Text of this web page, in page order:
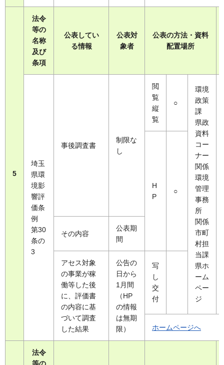
5
法令
等の
名称
及び
条項
公表してい
る情報
公表対
象者
公表の方法・資料
配置場所
埼玉
県環
境影
響評
価条
例
第30
条の
3
事後調査書
制限な
し
閲
覧
縦
覧
○
環境
政策
課
県政
資料
コー
ナー
関係
環境
管理
事務
所
関係
市町
村担
当課
県ホ
ーム
ペー
ジ
H
P
○
その内容
公表期
間
アセス対象
の事業が稼
働等した後
に、評価書
の内容に基
づいて調査
した結果
公告の
日から
1月間
（HP
の情報
は無期
限）
写
し
交
付
ホームページへ
法令